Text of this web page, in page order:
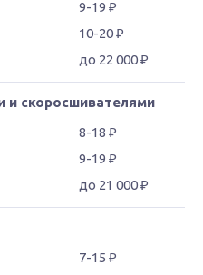
9-19 ₽
10-20 ₽
до 22 000 ₽
и скоросшивателями
8-18 ₽
9-19 ₽
до 21 000 ₽
7-15 ₽